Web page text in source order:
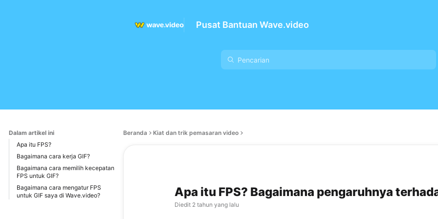
Pusat Bantuan Wave.video
Dalam artikel ini
Apa itu FPS?
Bagaimana cara kerja GIF?
Bagaimana cara memilih kecepatan
FPS untuk GIF?
Bagaimana cara mengatur FPS
untuk GIF saya di Wave.video?
Beranda Kiat dan trik pemasaran video
Apa itu FPS? Bagaimana pengaruhnya
Diedit 2 tahun yang lalu